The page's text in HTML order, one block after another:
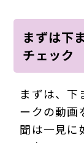
まずは下
チェック
まずは、下
ークの動画
聞は一見に